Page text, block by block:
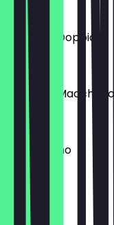
1,50 €
Espresso Doppio
2,50 €
Espresso Macchiato
2,00 €
Cappuccino
2,50 €
Flat White